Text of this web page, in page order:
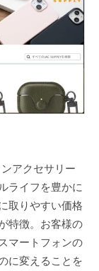
アクセサリー
ライフを豊かに
取りやすい価格
特徴。お客様の
マートフォンの
に変えることを